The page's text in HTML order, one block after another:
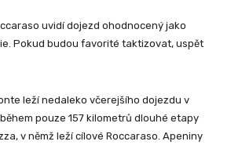
uvidí dojezd ohodnocený jako
Pokud budou favorité taktizovat, uspět
leží nedaleko včerejšího dojezdu v
pouze 157 kilometrů dlouhé etapy
v němž leží cílové Roccaraso . Apeniny